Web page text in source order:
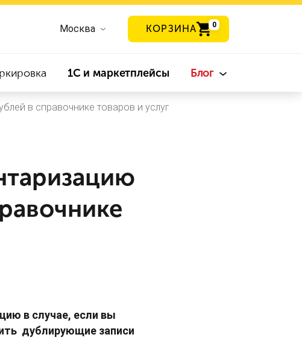
Москва КОРЗИНА 0
1С и маркетплейсы Блог
в справочнике товаров и услуг
в случае, если вы
дублирующие записи